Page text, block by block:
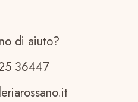
di aiuto?
36447